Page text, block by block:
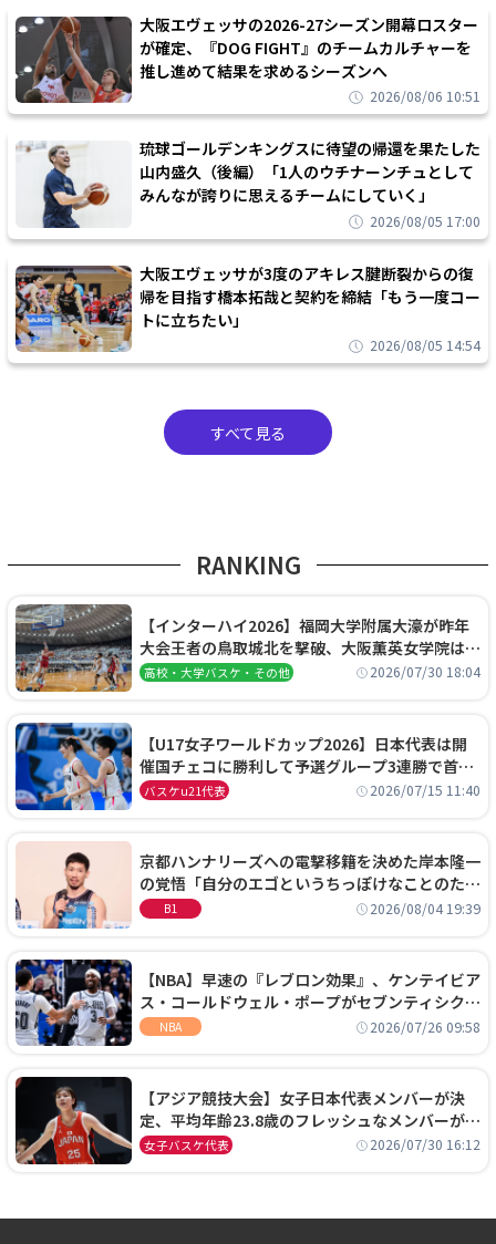
大阪エヴェッサの2026-27シーズン開幕ロスター
が確定、『DOG FIGHT』のチームカルチャーを
推し進めて結果を求めるシーズンへ
2026/08/06 10:51
琉球ゴールデンキングスに待望の帰還を果たした
山内盛久（後編）「1人のウチナーンチュとして
みんなが誇りに思えるチームにしていく」
2026/08/05 17:00
大阪エヴェッサが3度のアキレス腱断裂からの復
帰を目指す橋本拓哉と契約を締結「もう一度コー
トに立ちたい」
2026/08/05 14:54
すべて見る
RANKING
【インターハイ2026】福岡大学附属大濠が昨年
大会王者の鳥取城北を撃破、大阪薫英女学院は岐
阜女子に完勝、大会3日目試合結果
高校・大学バスケ・その他 2026/07/30 18:04
【U17女子ワールドカップ2026】日本代表は開
催国チェコに勝利して予選グループ3連勝で首位
通過！準々決勝の相手はエジプトに決定
バスケu21代表 2026/07/15 11:40
京都ハンナリーズへの電撃移籍を決めた岸本隆一
の覚悟「自分のエゴというちっぽけなことのため
に、京都に来たわけではない」
B1 2026/08/04 19:39
【NBA】早速の『レブロン効果』、ケンテイビア
ス・コールドウェル・ポープがセブンティシクサ
ーズに1年契約で加入
NBA 2026/07/26 09:58
【アジア競技大会】女子日本代表メンバーが決
定、平均年齢23.8歳のフレッシュなメンバーが日
本開催の大舞台で頂点を狙う
女子バスケ代表 2026/07/30 16:12